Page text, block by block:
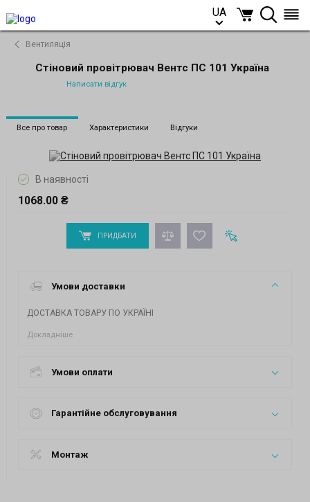
UA
Вентиляція
Стіновий провітрювач Вентс ПС 101 Україна
Написати відгук
Все про товар Характеристики Відгуки
В наявності
1068.00 ₴
ПРИДБАТИ
Умови доставки
ДОСТАВКА ТОВАРУ ПО УКРАЇНІ
Докладніше
Умови оплати
Гарантійне обслуговування
Монтаж